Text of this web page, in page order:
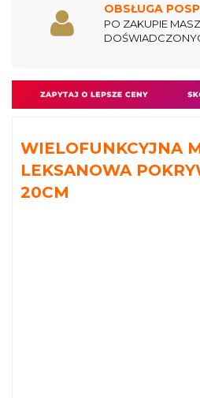
OBSŁUGA
PO ZAKUPIE
WIELOFUNKCYJNA
LEKSANOWA
20CM